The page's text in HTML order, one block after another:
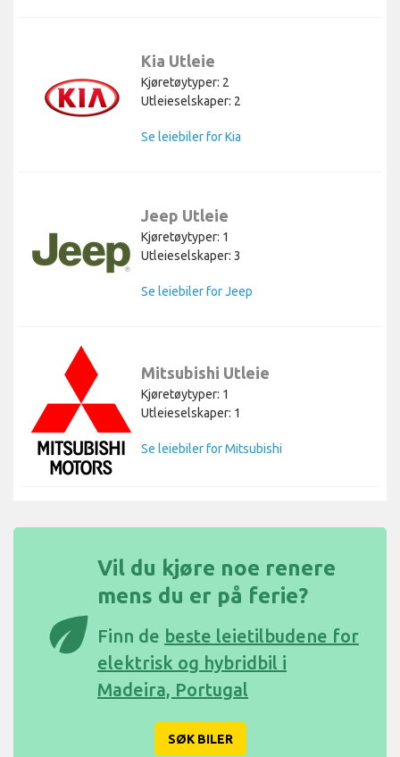
Kia Utleie
Kjøretøytyper: 2
Utleieselskaper: 2
Se leiebiler for Kia
Jeep Utleie
Kjøretøytyper: 1
Utleieselskaper: 3
Se leiebiler for Jeep
Mitsubishi Utleie
Kjøretøytyper: 1
Utleieselskaper: 1
Se leiebiler for Mitsubishi
eco
Vil du kjøre noe renere
mens du er på ferie?
Finn de beste leietilbudene for
elektrisk og hybridbil i
Madeira, Portugal
SØK BILER